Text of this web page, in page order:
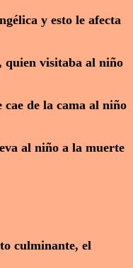
y esto le afecta
quien visitaba al niño
cae de la cama al niño
al niño a la muerte
culminante, el